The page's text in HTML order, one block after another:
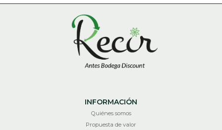
INFORMACIÓN
Quiénes somos
Propuesta de valor